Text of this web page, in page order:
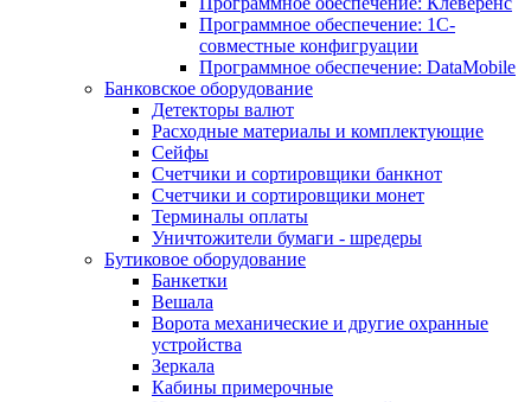
Программное обеспечение: 1С-
совместные конфигруации
Программное обеспечение: DataMobile
Банковское оборудование
Детекторы валют
Расходные материалы и комплектующие
Сейфы
Счетчики и сортировщики банкнот
Счетчики и сортировщики монет
Терминалы оплаты
Уничтожители бумаги - шредеры
Бутиковое оборудование
Банкетки
Вешала
Ворота механические и другие охранные
устройства
Зеркала
Кабины примерочные